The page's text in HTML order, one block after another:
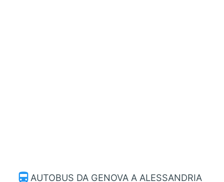
directions_bus AUTOBUS DA GENOVA A ALESSANDRIA